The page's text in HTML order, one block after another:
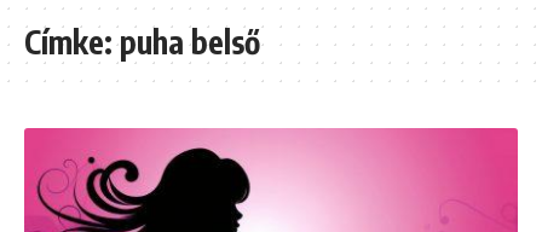
Címke:puha belső